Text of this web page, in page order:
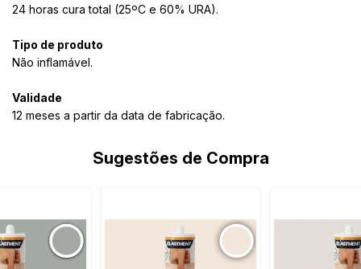
24 horas cura total (25ºC e 60% URA).
Tipo de produto
Não inflamável.
Validade
12 meses a partir da data de fabricação.
Sugestões de Compra